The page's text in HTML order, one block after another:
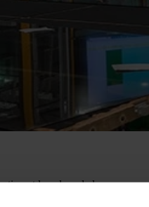
la valeur de la